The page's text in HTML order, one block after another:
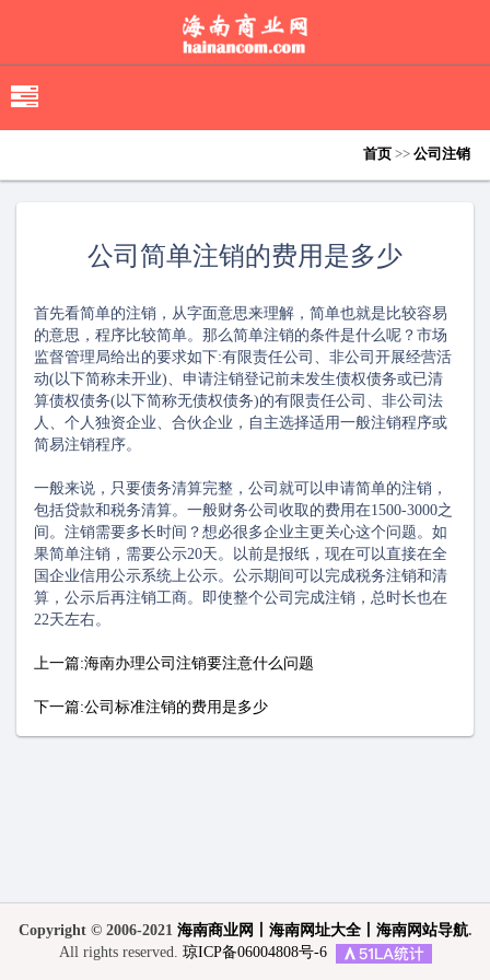
移
动
航
首页 >> 公司注销
公司简单注销的费用是多少
首先看简单的注销，从字面意思来理解，简单也就是比较容易
的意思，程序比较简单。那么简单注销的条件是什么呢？市场
监督管理局给出的要求如下:有限责任公司、非公司开展经营活
动(以下简称未开业)、申请注销登记前未发生债权债务或已清
算债权债务(以下简称无债权债务)的有限责任公司、非公司法
人、个人独资企业、合伙企业，自主选择适用一般注销程序或
简易注销程序。
一般来说，只要债务清算完整，公司就可以申请简单的注销，
包括贷款和税务清算。一般财务公司收取的费用在1500-3000之
间。注销需要多长时间？想必很多企业主更关心这个问题。如
果简单注销，需要公示20天。以前是报纸，现在可以直接在全
国企业信用公示系统上公示。公示期间可以完成税务注销和清
算，公示后再注销工商。即使整个公司完成注销，总时长也在
22天左右。
上一篇:海南办理公司注销要注意什么问题
下一篇:公司标准注销的费用是多少
Copyright © 2006-2021 海南商业网丨海南网址大全丨海南网站导航.
All rights reserved. 琼ICP备06004808号-6